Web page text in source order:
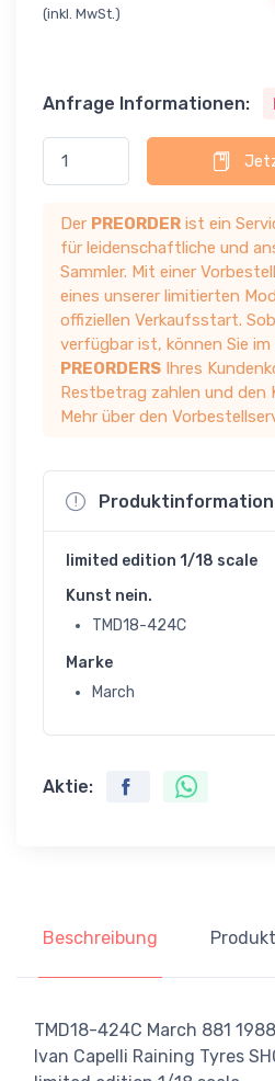
(inkl. MwSt.)
Anfrage Informationen:
Der PREORDER ist ein
für leidenschaftliche und
Sammler. Mit einer
eines unserer limitierten
offiziellen Verkaufsstart.
verfügbar ist, können Sie im
PREORDERS Ihres
Restbetrag zahlen und den
Mehr über den
Produktinformation
limited edition 1/18 scale
Kunst nein.
TMD18-424C
Marke
March
Aktie:
Beschreibung
TMD18-424C March 881
Ivan Capelli Raining Tyres